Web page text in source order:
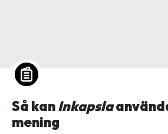
Så kanInkapsla
mening